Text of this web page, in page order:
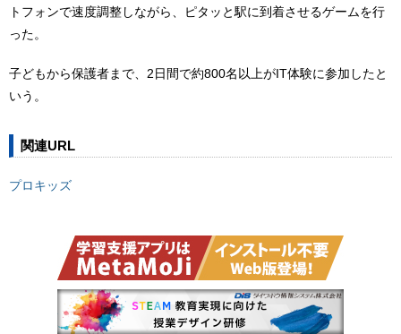
トフォンで速度調整しながら、ピタッと駅に到着させるゲームを行
った。
子どもから保護者まで、2日間で約800名以上がIT体験に参加したと
いう。
関連URL
プロキッズ